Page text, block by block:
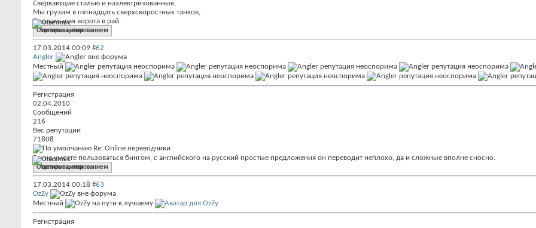
Сверкающие сталью и наэлектризованные,
Мы грузим в пятнадцать сверхскоростных танков,
Проламывая ворота в рай.
Ответить с цитированием
17.03.2014 00:09 #62
Angler
Местный
Регистрация
02.04.2010
Сообщений
216
Вес репутации
71808
Re: Online переводчики
Вы не умеете пользоваться бингом, с английского на русский простые предложения он переводит неплохо, да и сложные вполне сносно.
Ответить с цитированием
17.03.2014 00:18 #63
OzZy
Местный
Регистрация